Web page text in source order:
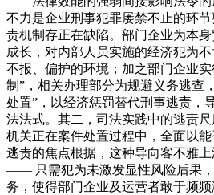
不力是企业刑事犯罪屡禁不止的环
责机制存正在缺陷。部门企业为本
成长，对内部人员实施的经济犯为
不报、偏护的环境；加之部门企业
制”，相关办理部分为规避义务逃查
处置”，以经济惩罚替代刑事逃责，
法法式。其二，司法实践中的逃责
机关正在案件处置过程中，全面以
逃责的焦点根据，这种导向客不雅
—— 只需犯为未激发显性风险后果
务，使得部门企业及运营者敢于频